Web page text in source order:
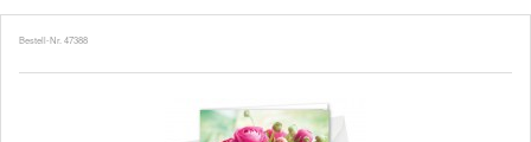
Bestell-Nr. 47388